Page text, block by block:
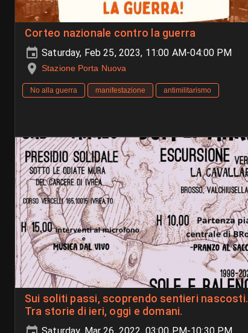
Corteo nazionale contro la guerra
Saturday, Feb 25, 2023, 11:00 AM-04:00 PM
Stazione Porta Nuova
No alla guerra manifestazione antimilitarismo
Sui soliti passi, scoprendo sentieri nascosti.
Tra storie di ieri, oggi e domani.